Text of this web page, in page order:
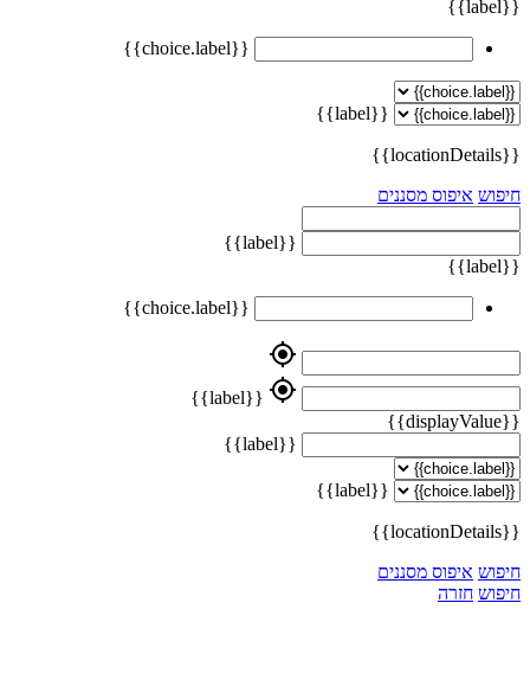
{{label}}
{{choice.label}}
{{label}}
{{locationDetails}}
חיפוש איפוס מסננים
{{label}}
{{label}}
{{choice.label}}
my_location
my_location
{{label}}
{{displayValue}}
{{label}}
{{label}}
{{locationDetails}}
חיפוש איפוס מסננים
חיפוש חזרה